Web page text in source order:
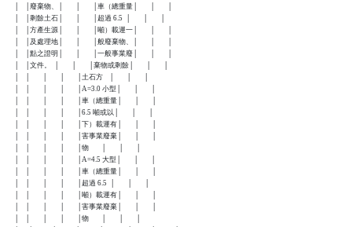
    │    │廢棄物、│        │        │車（總重量│        │        │
    │    │剩餘土石│        │        │超過 6.5  │        │        │
    │    │方產生源│        │        │噸）載運一│        │        │
    │    │及處理地│        │        │般廢棄物、│        │        │
    │    │點之證明│        │        │一般事業廢│        │        │
    │    │文件。  │        │        │棄物或剩餘│        │        │
    │    │        │        │        │土石方    │        │        │
    │    │        │        │        │A=3.0 小型│        │        │
    │    │        │        │        │車（總重量│        │        │
    │    │        │        │        │6.5 噸或以│        │        │
    │    │        │        │        │下）載運有│        │        │
    │    │        │        │        │害事業廢棄│        │        │
    │    │        │        │        │物        │        │        │
    │    │        │        │        │A=4.5 大型│        │        │
    │    │        │        │        │車（總重量│        │        │
    │    │        │        │        │超過 6.5  │        │        │
    │    │        │        │        │噸）載運有│        │        │
    │    │        │        │        │害事業廢棄│        │        │
    │    │        │        │        │物        │        │        │